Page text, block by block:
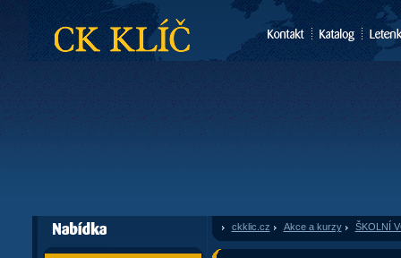
CK Klíč
dále nabízí
ckklic.cz Akce a kurzy» ŠKOLNÍ